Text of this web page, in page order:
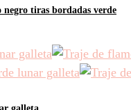
tiras bordadas verde